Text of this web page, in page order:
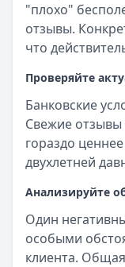
"плохо"
отзывы.
что
Проверяйте
Банковские
Свежие отзывы
гораздо
двухлетней
Анализируйте
Один
особыми
клиента.